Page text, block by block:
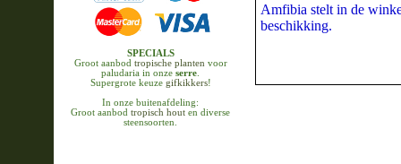
SPECIALS
Groot aanbod tropische planten voor
paludaria in onze serre
Supergrote keuze gifkikkers!
In onze buitenafdeling:
Groot aanbod tropisch hout en diverse
steensoorten.
Amfibia stelt in de
beschikking.